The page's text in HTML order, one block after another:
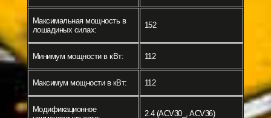
Максимальная мощность в
лошадиных силах:
152
Минимум мощности в кВт: 112
Максимум мощности в кВт: 112
Модификационное
2.4 (ACV30_, ACV36)